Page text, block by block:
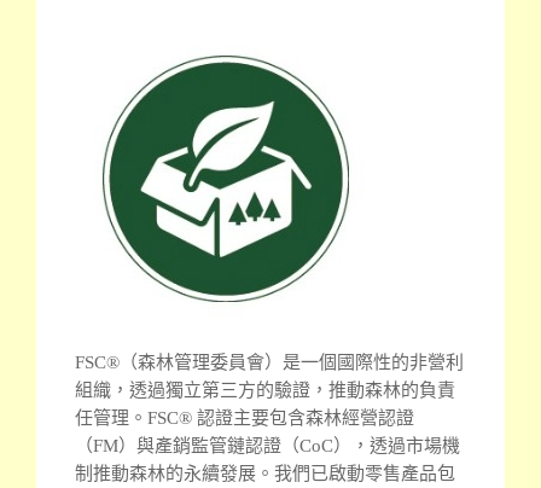
FSC®（森林管理委員會）是一個國際性的非營利
組織，透過獨立第三方的驗證，推動森林的負責
任管理。 FSC® 認證主要包含森林經營認證
（FM）與產銷監管鏈認證（CoC），透過市場機
制推動森林的永續發展。我們已啟動零售產品包